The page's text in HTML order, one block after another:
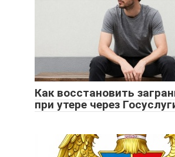
Как восстановить
при утере через